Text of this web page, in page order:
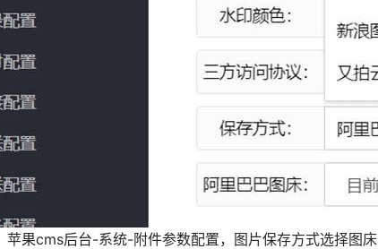
果cms后台-系统-附件参数配置，图片保存方式选择图床